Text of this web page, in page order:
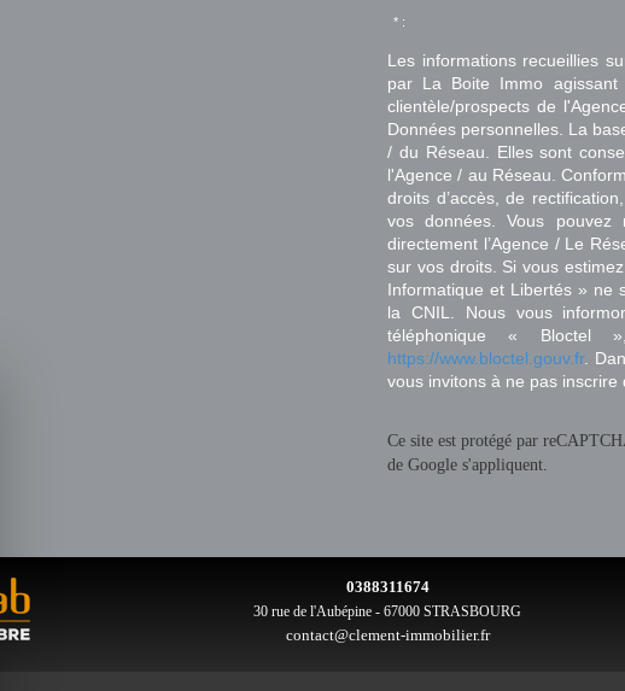
* :
Les informations recueillies
par La Boite Immo
clientèle/prospects de
Données personnelles. La
/ du Réseau. Elles sont
l'Agence / au Réseau.
droits d’accès, de
vos données. Vous
directement l’Agence / Le
sur vos droits. Si vous
Informatique et Libertés » ne
la CNIL. Nous vous
téléphonique «
https://www.bloctel.gouv.fr.
vous invitons à ne pas inscrire
Ce site est protégé par
de Google s'appliquent.
0388311674
30 rue de l'Aubépine - 67000 STRASBOURG
contact@clement-immobilier.fr